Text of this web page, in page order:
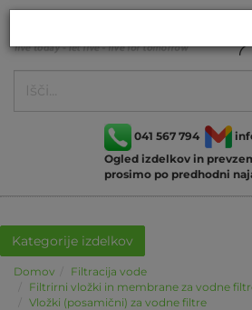
041 567 794
Ogled izdelkov in
prosimo po predhodni
Kategorije izdelkov
Domov
Filtracija vode
Filtrirni vložki in membrane za vodne
Vložki (posamični) za vodne filtre